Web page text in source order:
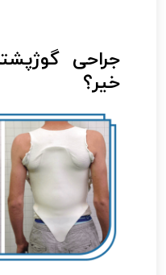
جراحی
خیر؟